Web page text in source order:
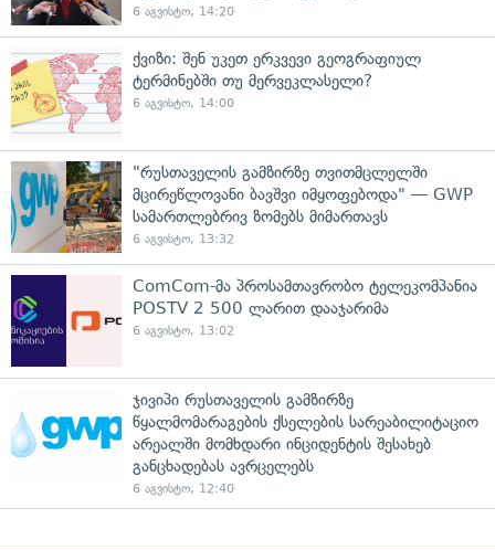
6 აგვისტო, 14:20
ქვიზი: შენ უკეთ ერკვევი გეოგრაფიულ
ტერმინებში თუ მერვეკლასელი?
6 აგვისტო, 14:00
"რუსთაველის გამზირზე თვითმცლელში
მცირეწლოვანი ბავშვი იმყოფებოდა" — GWP
სამართლებრივ ზომებს მიმართავს
6 აგვისტო, 13:32
ComCom-მა პროსამთავრობო ტელეკომპანია
POSTV 2 500 ლარით დააჯარიმა
6 აგვისტო, 13:02
ჯივიპი რუსთაველის გამზირზე
წყალმომარაგების ქსელების სარეაბილიტაციო
არეალში მომხდარი ინციდენტის შესახებ
განცხადებას ავრცელებს
6 აგვისტო, 12:40